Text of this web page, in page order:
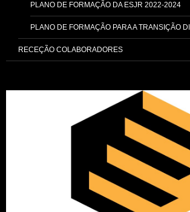
PLANO DE FORMAÇÃO DA ESJR 2022-2024
PLANO DE FORMAÇÃO PARA A TRANSIÇÃO
RECEÇÃO COLABORADORES